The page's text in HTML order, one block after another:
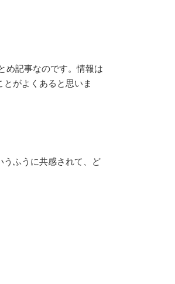
め記事なのです。情報は
がよくあると思いま
うふうに共感されて、ど